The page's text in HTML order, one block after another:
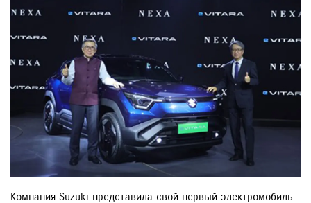
Компания Suzuki представила свой первый электромобиль